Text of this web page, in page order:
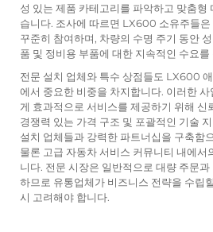
성 있는 제품 카테고리를 파악하고 맞춤형
습니다. 조사에 따르면 LX600 소유주들
꾸준히 참여하며, 차량의 수명 주기 동안
품 및 정비용 부품에 대한 지속적인 수요
전문 설치 업체와 특수 상점들도 LX600
에서 중요한 비중을 차지합니다. 이러한
게 효과적으로 서비스를 제공하기 위해 신
경쟁력 있는 가격 구조 및 포괄적인 기술
설치 업체들과 강력한 파트너십을 구축함
물론 고급 자동차 서비스 커뮤니티 내에서
니다. 전문 시장은 일반적으로 대량 주문
하므로 유통업체가 비즈니스 전략을 수립
시 고려해야 합니다.